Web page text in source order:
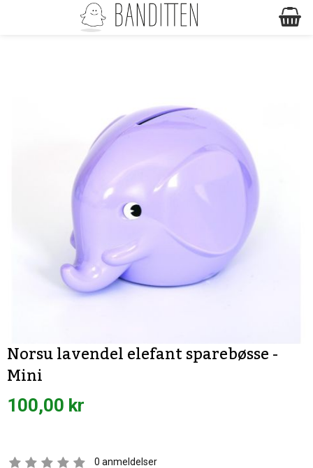
Norsu lavendel elefant sparebøsse -
Mini
100,00 kr
0 anmeldelser